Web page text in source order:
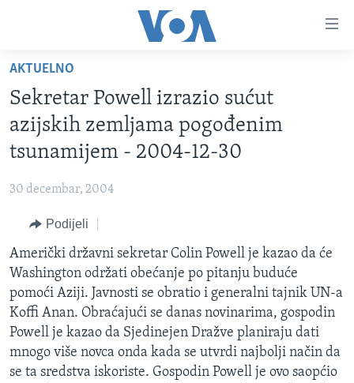
glavni
sadržaj
na
glavnu
Idi
pretragu
TV PROGRAM
VIDEO
FOTOGRAFIJE DANA
SJEDINJENE AMERIČKE DRŽAVE
BOSNA I HERCEGOVINA
SVIJET
NAUKA I TEHNOLOGIJA
SPECIJALNI PROJEKTI
KORUPCIJA
SLOBODA MEDIJA
ŽENSKA STRANA
IZBJEGLIČKA STRANA
MAGAZIN
AKTUELNO
Sekretar Powell izrazio sućut
azijskih zemljama pogođenim
tsunamijem - 2004-12-30
30 decembar, 2004
Podijeli
Američki državni sekretar Colin Powell je kazao da će
Washington održati obećanje po pitanju buduće
pomoći Aziji. Javnosti se obratio i generalni tajnik UN-a
Koffi Anan. Obraćajući se danas novinarima, gospodin
Powell je kazao da Sjedinejen Dražve planiraju dati
mnogo više novca onda kada se utvrdi najbolji način da
se ta sredstva iskoriste. Gospodin Powell je ovo saopćio